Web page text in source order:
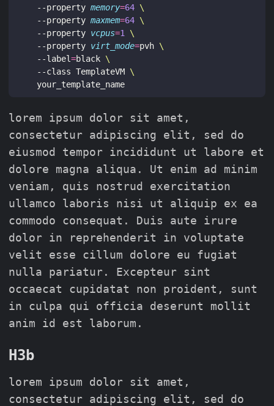
  --property
memory=64
  --property
maxmem=64
  --property
vcpus=1
  --property
virt_mode=pvh
  --label
=black
  --class TemplateVM
lorem ipsum dolor sit amet,
consectetur adipiscing elit, sed do
eiusmod tempor incididunt ut labore et
dolore magna aliqua. Ut enim ad minim
veniam, quis nostrud exercitation
ullamco laboris nisi ut aliquip ex ea
commodo consequat. Duis aute irure
dolor in reprehenderit in voluptate
velit esse cillum dolore eu fugiat
nulla pariatur. Excepteur sint
occaecat cupidatat non proident, sunt
in culpa qui officia deserunt mollit
anim id est laborum.
H3b
lorem ipsum dolor sit amet,
consectetur adipiscing elit, sed do